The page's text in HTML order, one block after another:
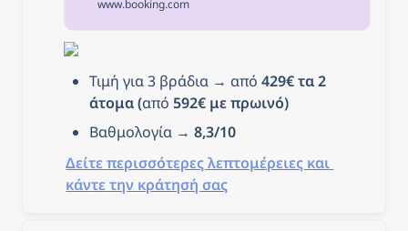
στοιχεία του καταλύματος,
συμπεριλαμβανομένων
του τηλεφώνου και της
διεύθυνσης, παρέχονται
στην επιβεβαίωση της
κράτησης και τον
λογαριασμό σας.
www.booking.com
Τιμή για 3 βράδια → από 429€ τα 2
άτομα (από 592€ με πρωινό)
Βαθμολογία → 8,3/10
Δείτε περισσότερες λεπτομέρειες και
κάντε την κράτησή σας